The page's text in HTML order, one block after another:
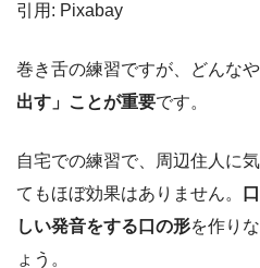
引用: Pixabay
巻き舌の練習ですが、どんな
出す」ことが重要です。
自宅での練習で、周辺住人に
てもほぼ効果はありません。
しい発音をする口の形を作り
ょう。